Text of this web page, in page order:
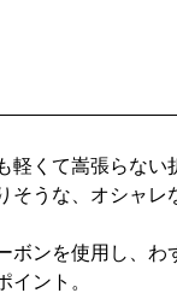
軽くて嵩張らない
そうな、オシャレ
ボンを使用し、わ
イント。